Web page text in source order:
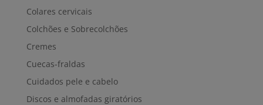
Colares cervicais
Colchões e Sobrecolchões
Cremes
Cuecas-fraldas
Cuidados pele e cabelo
Discos e almofadas giratórios